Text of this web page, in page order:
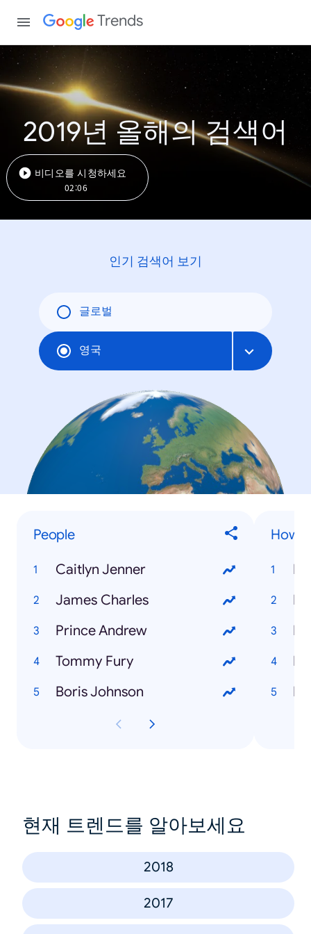
Trends
2019년 올해의 검색어
비디오를 시청하세요
02:06
인기 검색어 보기
글로벌
영국
People
Caitlyn Jenner
James Charles
Prince Andrew
Tommy Fury
Boris Johnson
How
현재 트렌드를 알아보세요
2018
2017